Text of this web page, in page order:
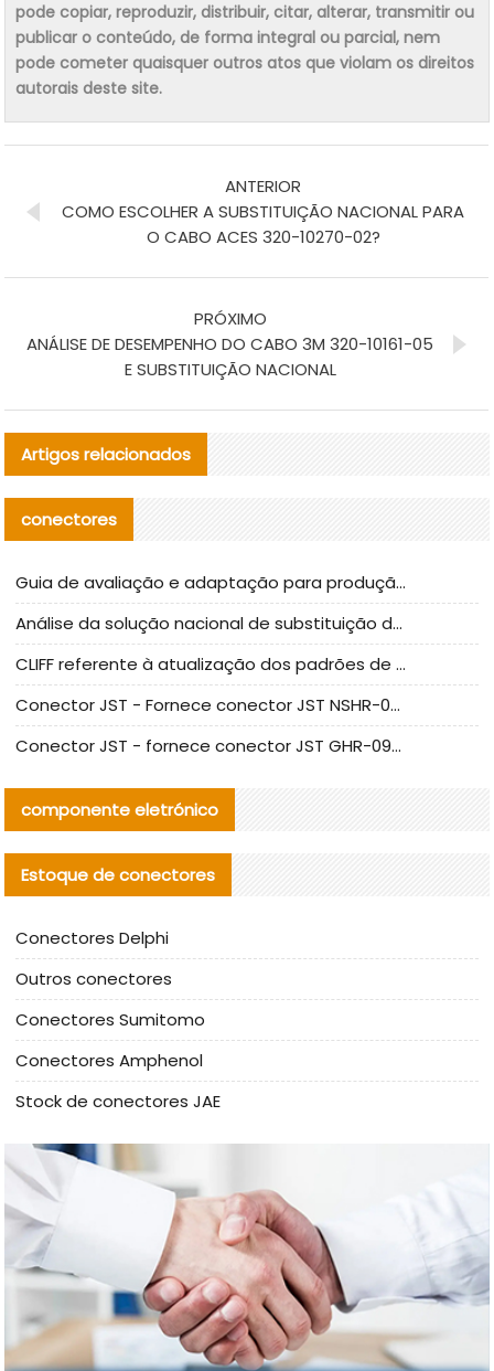
pode copiar, reproduzir, distribuir, citar, alterar, transmitir ou
publicar o conteúdo, de forma integral ou parcial, nem
pode cometer quaisquer outros atos que violam os direitos
autorais deste site.
ANTERIOR
COMO ESCOLHER A SUBSTITUIÇÃO NACIONAL PARA
O CABO ACES 320-10270-02?
PRÓXIMO
ANÁLISE DE DESEMPENHO DO CABO 3M 320-10161-05
E SUBSTITUIÇÃO NACIONAL
Artigos relacionados
conectores
Guia de avaliação e adaptação para produção em massa de componentes de cabos nacionais CNC Tech
Análise da solução nacional de substituição da linha de alta frequência I-PEX
CLIFF referente à atualização dos padrões de teste de conectores nacionais
Conector JST - Fornece conector JST NSHR-02V-S original | substituto
Conector JST - fornece conector JST GHR-09V-S autêntico | substituto
componente eletrónico
Estoque de conectores
Conectores Delphi
Outros conectores
Conectores Sumitomo
Conectores Amphenol
Stock de conectores JAE